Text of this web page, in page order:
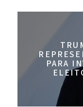
PARA